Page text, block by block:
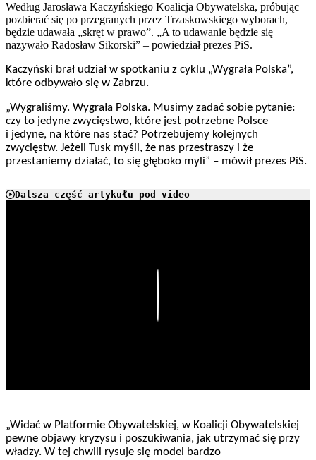
Według Jarosława Kaczyńskiego Koalicja Obywatelska, próbując
pozbierać się po przegranych przez Trzaskowskiego wyborach,
będzie udawała „skręt w prawo”. „A to udawanie będzie się
nazywało Radosław Sikorski” – powiedział prezes PiS.
Kaczyński brał udział w spotkaniu z cyklu „Wygrała Polska”,
które odbywało się w Zabrzu.
„Wygraliśmy. Wygrała Polska. Musimy zadać sobie pytanie:
czy to jedyne zwycięstwo, które jest potrzebne Polsce
i jedyne, na które nas stać? Potrzebujemy kolejnych
zwycięstw. Jeżeli Tusk myśli, że nas przestraszy i że
przestaniemy działać, to się głęboko myli” – mówił prezes PiS.
Dalsza część artykułu pod video
„Widać w Platformie Obywatelskiej, w Koalicji Obywatelskiej
pewne objawy kryzysu i poszukiwania, jak utrzymać się przy
władzy. W tej chwili rysuje się model bardzo